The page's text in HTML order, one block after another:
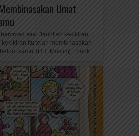
Umat
saw. Jauhilah kekikiran.
kekikiran itu telah membinasakan
kamu. (HR. Muslim) Ebook...